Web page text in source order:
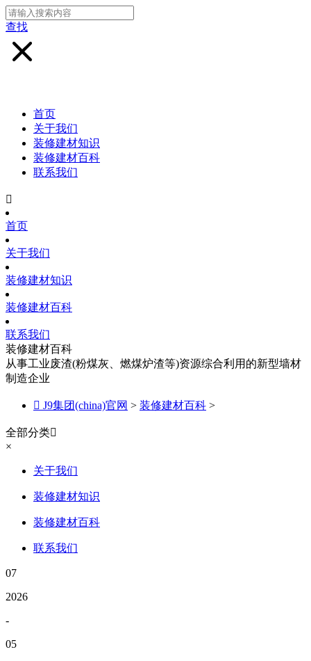
查找
首页
关于我们
装修建材知识
装修建材百科
联系我们

首页
关于我们
装修建材知识
装修建材百科
联系我们
装修建材百科
从事工业废渣(粉煤灰、燃煤炉渣等)资源综合利用的新型墙材
制造企业
 J9集团(china)官网 > 装修建材百科 >
全部分类
×
关于我们
装修建材知识
装修建材百科
联系我们
07
2026
-
05